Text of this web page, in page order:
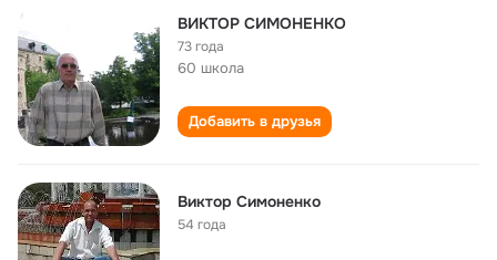
ВИКТОР СИМОНЕНКО
73 года
60 школа
Добавить в друзья
Виктор Симоненко
54 года